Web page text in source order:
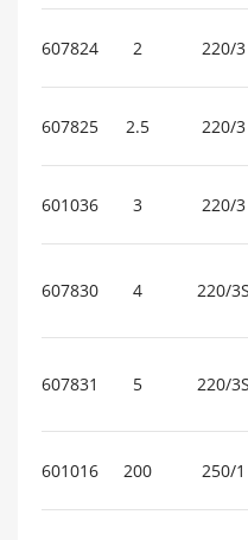
607824 2 220/3
607825 2.5 220/3
601036 3 220/3
607830 4 220/3S
607831 5 220/3S
601016 200 250/1